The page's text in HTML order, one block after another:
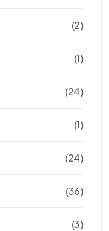
(2)
(1)
(24)
(1)
(24)
(36)
(3)